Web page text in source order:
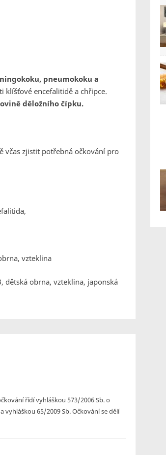
pneumokoku a
klíšťové encefalitidě a chřipce.
děložního čípku.
včas zjistit potřebná očkování pro
vzteklina
dětská obrna, vzteklina, japonská
řídí vyhláškou 573/2006 Sb. o
65/2009 Sb. Očkování se dělí